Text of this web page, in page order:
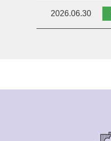
2026.06.30